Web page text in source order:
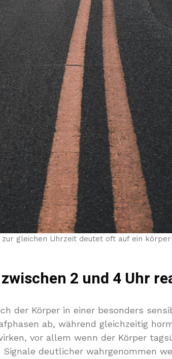
gleichen Uhrzeit deutet oft auf ein
2 und 4 Uhr
der Körper in einer besonders
ab, während gleichzeitig
vor allem wenn der Körper
deutlicher wahrgenommen